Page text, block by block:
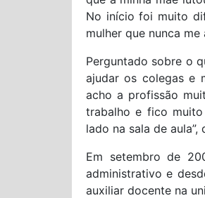
No início foi muito
mulher que nunca me
Perguntado sobre o
ajudar os colegas e
acho a profissão
trabalho e fico
lado na sala de aula”,
Em setembro de
administrativo e
auxiliar docente na